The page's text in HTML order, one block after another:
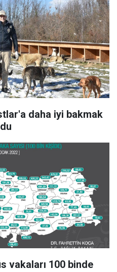
daha iyi bakmak
vakaları 100 binde